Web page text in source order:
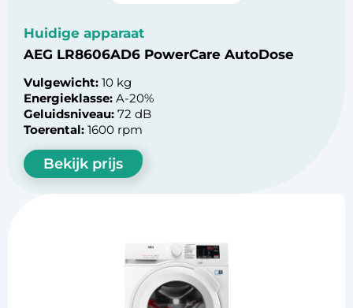
Huidige apparaat
AEG LR8606AD6 PowerCare AutoDose
Vulgewicht: 10 kg
Energieklasse: A-20%
Geluidsniveau: 72 dB
Toerental: 1600 rpm
Bekijk prijs